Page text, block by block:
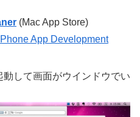
(Mac App Store)
App Development
して画面がウインドウでい